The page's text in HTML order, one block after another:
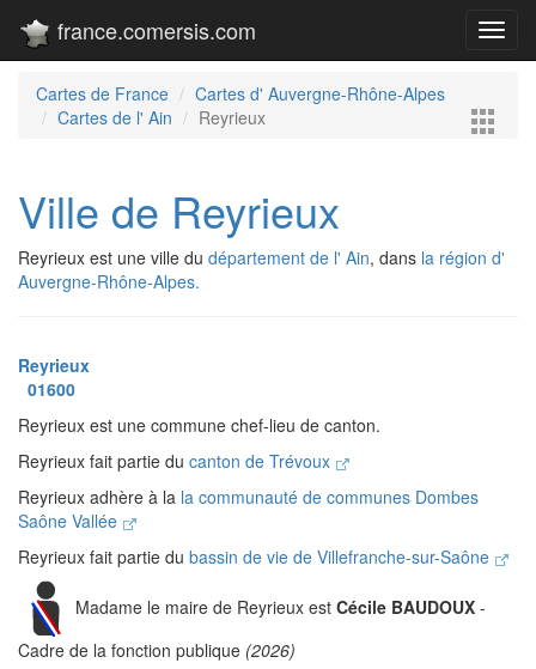
france.comersis.com
Cartes de France
Cartes d' Auvergne-Rhône-Alpes
Cartes de l' Ain
Reyrieux
Ville de Reyrieux
Reyrieux est une ville du département de l' Ain, dans la région d'
Auvergne-Rhône-Alpes.
Reyrieux
01600
Reyrieux est une commune chef-lieu de canton.
Reyrieux fait partie du canton de Trévoux
Reyrieux adhère à la la communauté de communes Dombes
Saône Vallée
Reyrieux fait partie du bassin de vie de Villefranche-sur-Saône
Madame le maire de Reyrieux est Cécile BAUDOUX -
Cadre de la fonction publique (2026)